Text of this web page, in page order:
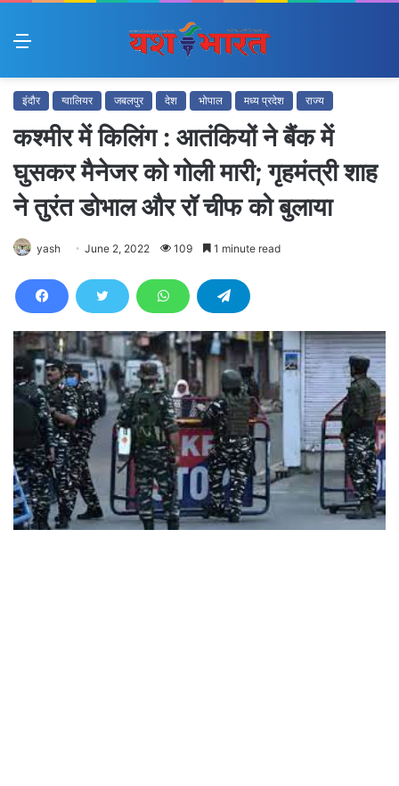
Menu
इंदौर ग्वालियर जबलपुर देश भोपाल मध्य प्रदेश राज्य
कश्मीर में किलिंग : आतंकियों ने बैंक में
घुसकर मैनेजर को गोली मारी; गृहमंत्री शाह
ने तुरंत डोभाल और रॉ चीफ को बुलाया
yash June 2, 2022 109 1 minute read